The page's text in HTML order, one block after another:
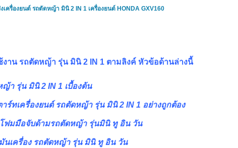
ครื่องยนต์ รถตัดหญ้า มินิ 2 IN 1 เครื่องยนต์ HONDA GXV160
งาน รถตัดหญ้า รุ่น มินิ 2 IN 1 ตามลิงค์ หัวข้อด้านล่างนี้
า รุ่น มินิ 2 IN 1 เบื้องต้น
ร์ทเครื่องยนต์ รถตัดหญ้า รุ่น มินิ 2 IN 1 อย่างถูกต้อง
โฟมมือจับด้ามรถตัดหญ้า รุ่นมินิ ทู อิน วัน
นเครื่อง รถตัดหญ้า รุ่น มินิ ทู อิน วัน